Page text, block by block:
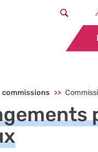
commissions